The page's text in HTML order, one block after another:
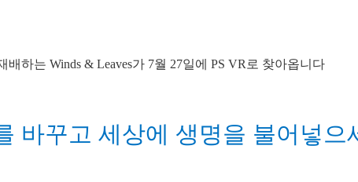
바꾸고 세상에 생명을 불어넣으